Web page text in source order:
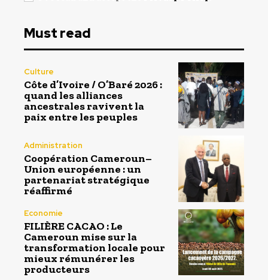
Must read
Culture
Côte d’Ivoire / O’Baré 2026 :
quand les alliances
ancestrales ravivent la
paix entre les peuples
Administration
Coopération Cameroun–
Union européenne : un
partenariat stratégique
réaffirmé
Economie
FILIÈRE CACAO : Le
Cameroun mise sur la
transformation locale pour
mieux rémunérer les
producteurs